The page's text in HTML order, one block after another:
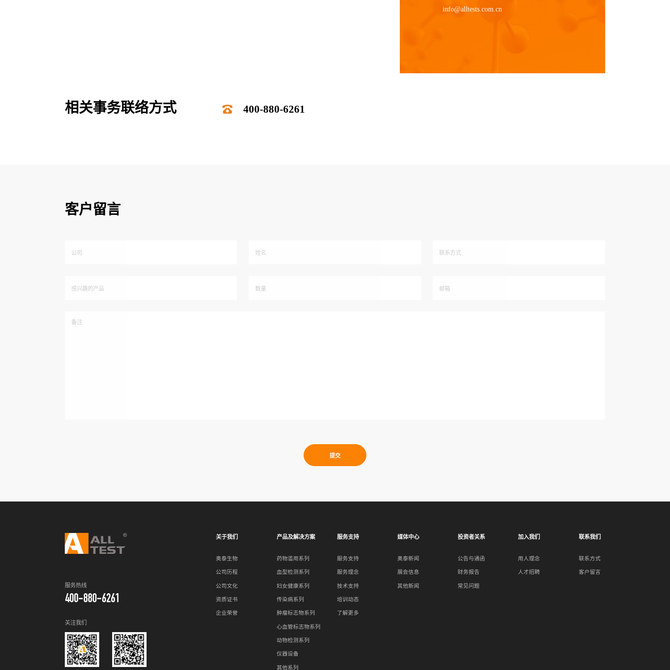
info@alltests.com.cn
相关事务联络方式 400-880-6261
客户留言
服务热线
400-880-6261
关注我们
关于我们
奥泰生物
公司历程
公司文化
资质证书
企业荣誉
产品及解决方案
药物滥用系列
血型检测系列
妇女健康系列
传染病系列
肿瘤标志物系列
心血管标志物系列
动物检测系列
仪器设备
其他系列
服务支持
服务支持
服务理念
技术支持
培训动态
了解更多
媒体中心
奥泰新闻
展会信息
其他新闻
投资者关系
公告与通函
财务报告
常见问题
加入我们
用人理念
人才招聘
联系我们
联系方式
客户留言